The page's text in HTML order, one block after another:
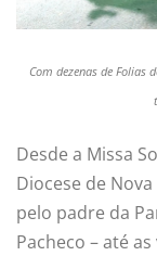
Com dezenas de Folias
Desde a Missa
Diocese de
pelo padre da
Pacheco – até